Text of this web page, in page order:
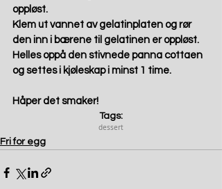
oppløst.
Klem ut vannet av gelatinplaten og rør
den inn i bærene til gelatinen er oppløst.
Helles oppå den stivnede panna cottaen
og settes i kjøleskap i minst 1 time.
Håper det smaker!
Tags:
dessert
Fri for egg